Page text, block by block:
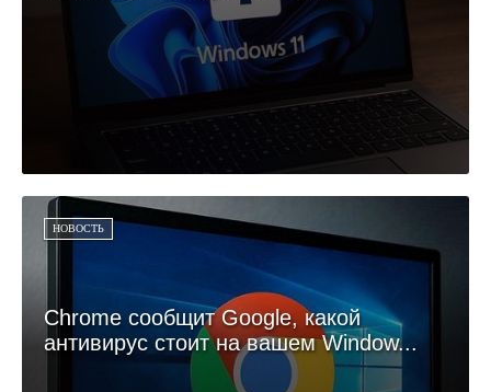
НОВОСТЬ
Chrome сообщит Google, какой
антивирус стоит на вашем Window...